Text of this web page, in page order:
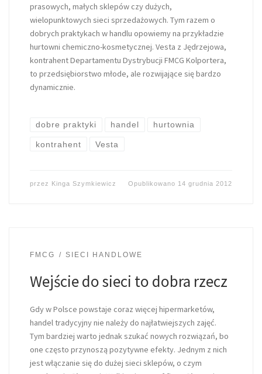
prasowych, małych sklepów czy dużych,
wielopunktowych sieci sprzedażowych. Tym razem o
dobrych praktykach w handlu opowiemy na przykładzie
hurtowni chemiczno-kosmetycznej. Vesta z Jędrzejowa,
kontrahent Departamentu Dystrybucji FMCG Kolportera,
to przedsiębiorstwo młode, ale rozwijające się bardzo
dynamicznie.
dobre praktyki handel hurtownia
kontrahent Vesta
przez Kinga Szymkiewicz Opublikowano 14 grudnia 2012
FMCG SIECI HANDLOWE
Wejście do sieci to dobra rzecz
Gdy w Polsce powstaje coraz więcej hipermarketów,
handel tradycyjny nie należy do najłatwiejszych zajęć.
Tym bardziej warto jednak szukać nowych rozwiązań, bo
one często przynoszą pozytywne efekty. Jednym z nich
jest włączanie się do dużej sieci sklepów, o czym